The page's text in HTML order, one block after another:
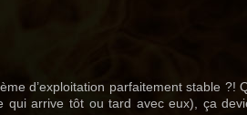
d’exploitation parfaitement stable ?!
arrive tôt ou tard avec eux), ça